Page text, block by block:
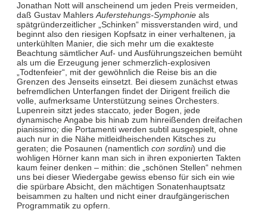
Jonathan Nott will anscheinend um jeden Preis vermeiden,
daß Gustav MahlersAuferstehungs-Symphonie als
spätgründerzeitlicher „Schinken“ missverstanden wird, und
beginnt also den riesigen Kopfsatz in einer verhaltenen, ja
unterkühlten Manier, die sich mehr um die exakteste
Beachtung sämtlicher Auf- und Ausführungszeichen bemüht
als um die Erzeugung jener schmerzlich-explosiven
„Todtenfeier“, mit der gewöhnlich die Reise bis an die
Grenzen des Jenseits einsetzt. Bei diesem zunächst etwas
befremdlichen Unterfangen findet der Dirigent freilich die
volle, aufmerksame Unterstützung seines Orchesters.
Lupenrein sitzt jedes staccato, jeder Bogen, jede
dynamische Angabe bis hinab zum hinreißenden dreifachen
pianissimo;die Portamenti werden subtil ausgespielt, ohne
auch nur in die Nähe mitleidheischenden Kitsches zu
geraten; die Posaunen (namentlich con sordini) und die
wohligen Hörner kann man sich in ihren exponierten Takten
kaum feiner denken – mithin: die „schönen Stellen“ nehmen
uns bei dieser Wiedergabe gewiss ebenso für sich ein wie
die spürbare Absicht, den mächtigen Sonatenhauptsatz
beisammen zu halten und nicht einer draufgängerischen
Programmatik zu opfern.